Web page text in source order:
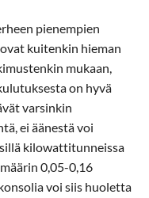
pienempien
kuitenkin hieman
mukaan,
on hyvä
varsinkin
ei äänestä voi
kilowattitunneissa
0,05-0,16
voi siis huoletta